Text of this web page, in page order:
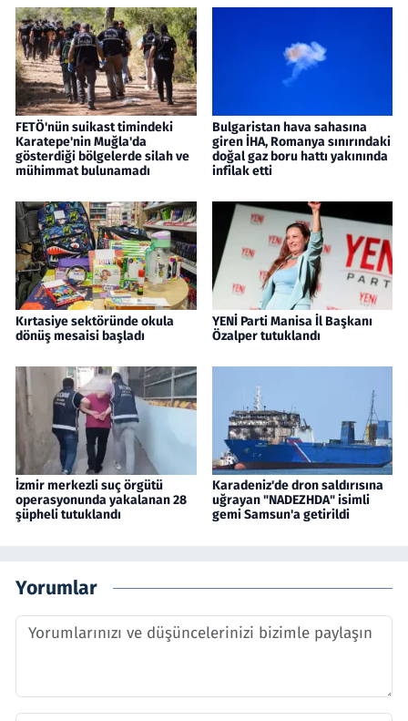
FETÖ'nün suikast timindeki
Karatepe'nin Muğla'da
gösterdiği bölgelerde silah ve
mühimmat bulunamadı
Bulgaristan hava sahasına
giren İHA, Romanya sınırındaki
doğal gaz boru hattı yakınında
infilak etti
Kırtasiye sektöründe okula
dönüş mesaisi başladı
YENİ Parti Manisa İl Başkanı
Özalper tutuklandı
İzmir merkezli suç örgütü
operasyonunda yakalanan 28
şüpheli tutuklandı
Karadeniz'de dron saldırısına
uğrayan "NADEZHDA" isimli
gemi Samsun'a getirildi
Yorumlar